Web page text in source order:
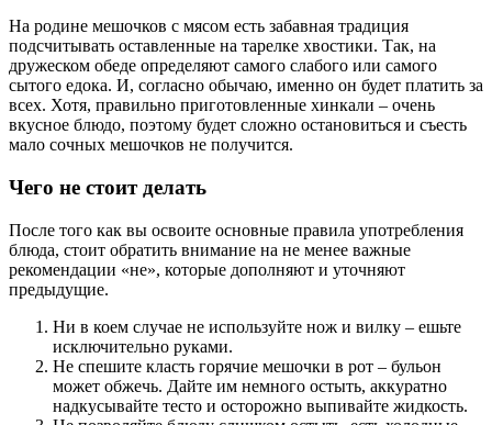
На родине мешочков с мясом есть забавная традиция
подсчитывать оставленные на тарелке хвостики. Так, на
дружеском обеде определяют самого слабого или самого
сытого едока. И, согласно обычаю, именно он будет платить за
всех. Хотя, правильно приготовленные хинкали – очень
вкусное блюдо, поэтому будет сложно остановиться и съесть
мало сочных мешочков не получится.
Чего не стоит делать
После того как вы освоите основные правила употребления
блюда, стоит обратить внимание на не менее важные
рекомендации «не», которые дополняют и уточняют
предыдущие.
Ни в коем случае не используйте нож и вилку – ешьте
исключительно руками.
Не спешите класть горячие мешочки в рот – бульон
может обжечь. Дайте им немного остыть, аккуратно
надкусывайте тесто и осторожно выпивайте жидкость.